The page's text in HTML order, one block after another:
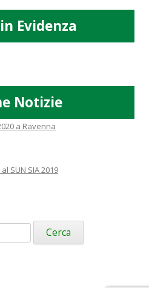
Evidenza
Notizie
a Ravenna
SUN SIA 2019